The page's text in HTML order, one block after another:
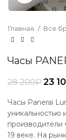
Главная Все
Часы
28 200₽ 23
Часы Panerai
уникальностью
производители
19 веке. На